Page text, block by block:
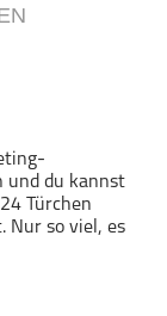
und du kannst
Türchen
Nur so viel, es